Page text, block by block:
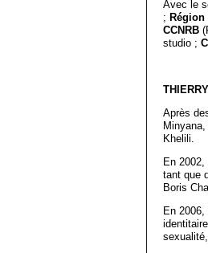
Avec le
; Région
CCNRB
studio ;
Après
Khelili.
En
tant que
Boris
En